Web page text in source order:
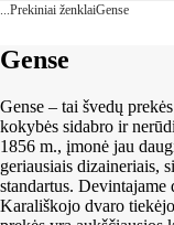
...Prekiniai ženklaiGense
Gense
Gense – tai švedų
kokybės sidabro ir
1856 m., įmonė jau
geriausiais dizaineriais,
standartus.
Karališkojo dvaro